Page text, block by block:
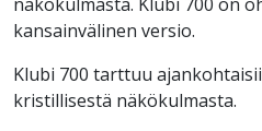
kansainvälinen versio.
Klubi 700 tarttuu
kristillisestä näkökulmasta.